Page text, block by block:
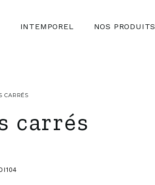
INTEMPOREL NOS PRODUITS
CARRÉS
carrés